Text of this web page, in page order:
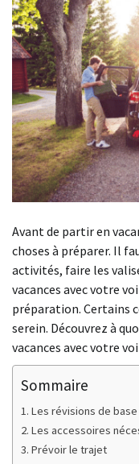
Avant de partir en
choses à préparer. Il
activités, faire les
vacances avec votre
préparation. Certains
serein. Découvrez à
vacances avec votre
Sommaire
Les révisions de base
Les accessoires
Prévoir le trajet